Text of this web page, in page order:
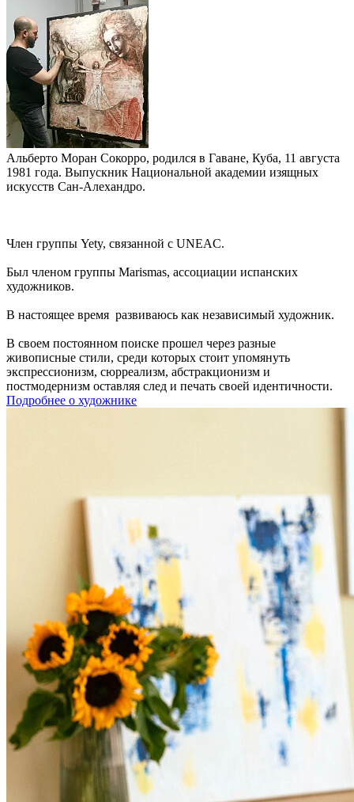
Альберто Моран Сокорро, родился в Гаване, Куба, 11 августа
1981 года. Выпускник Национальной академии изящных
искусств Сан-Алехандро.
Член группы Yety, связанной с UNEAC.
Был членом группы Marismas, ассоциации испанских
художников.
В настоящее время развиваюсь как независимый художник.
В своем постоянном поиске прошел через разные
живописные стили, среди которых стоит упомянуть
экспрессионизм, сюрреализм, абстракционизм и
постмодернизм оставляя след и печать своей идентичности.
Подробнее о художнике